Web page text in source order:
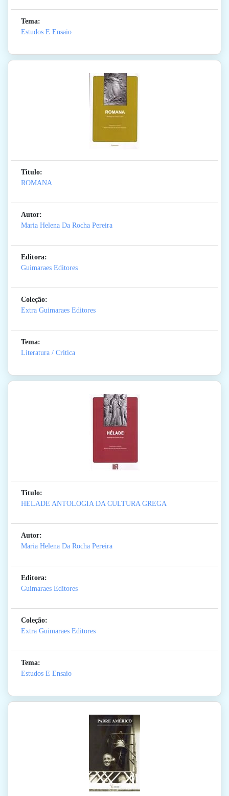
Tema:
Estudos E Ensaio
Titulo:
ROMANA
Autor:
Maria Helena Da Rocha Pereira
Editora:
Guimaraes Editores
Coleção:
Extra Guimaraes Editores
Tema:
Literatura / Critica
Titulo:
HELADE ANTOLOGIA DA CULTURA GREGA
Autor:
Maria Helena Da Rocha Pereira
Editora:
Guimaraes Editores
Coleção:
Extra Guimaraes Editores
Tema:
Estudos E Ensaio